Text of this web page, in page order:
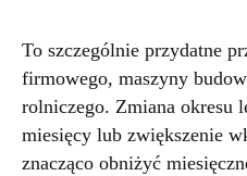
To szczególnie przydatne
firmowego, maszyny
rolniczego. Zmiana okresu
miesięcy lub zwiększenie
znacząco obniżyć